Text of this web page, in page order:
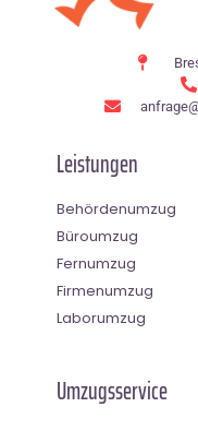
Leistungen
Behördenumzug
Büroumzug
Fernumzug
Firmenumzug
Laborumzug
Umzugsservice